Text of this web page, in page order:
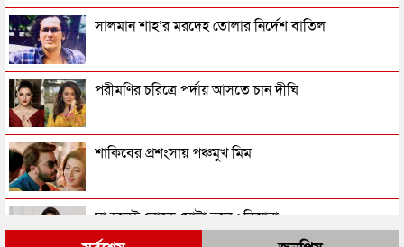
সালমান শাহ’র মরদেহ তোলার নির্দেশ বাতিল
পরীমণির চরিত্রে পর্দায় আসতে চান দীঘি
শাকিবের প্রশংসায় পঞ্চমুখ মিম
মা হলেই লোকে মোটা বলে : কিয়ারা